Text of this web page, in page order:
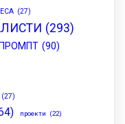
(27)
(293)
ПРОМПТ (90)
(27)
проекти (22)